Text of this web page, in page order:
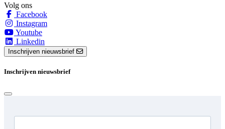
Volg ons
Facebook
Instagram
Youtube
Linkedin
Inschrijven nieuwsbrief
Inschrijven nieuwsbrief